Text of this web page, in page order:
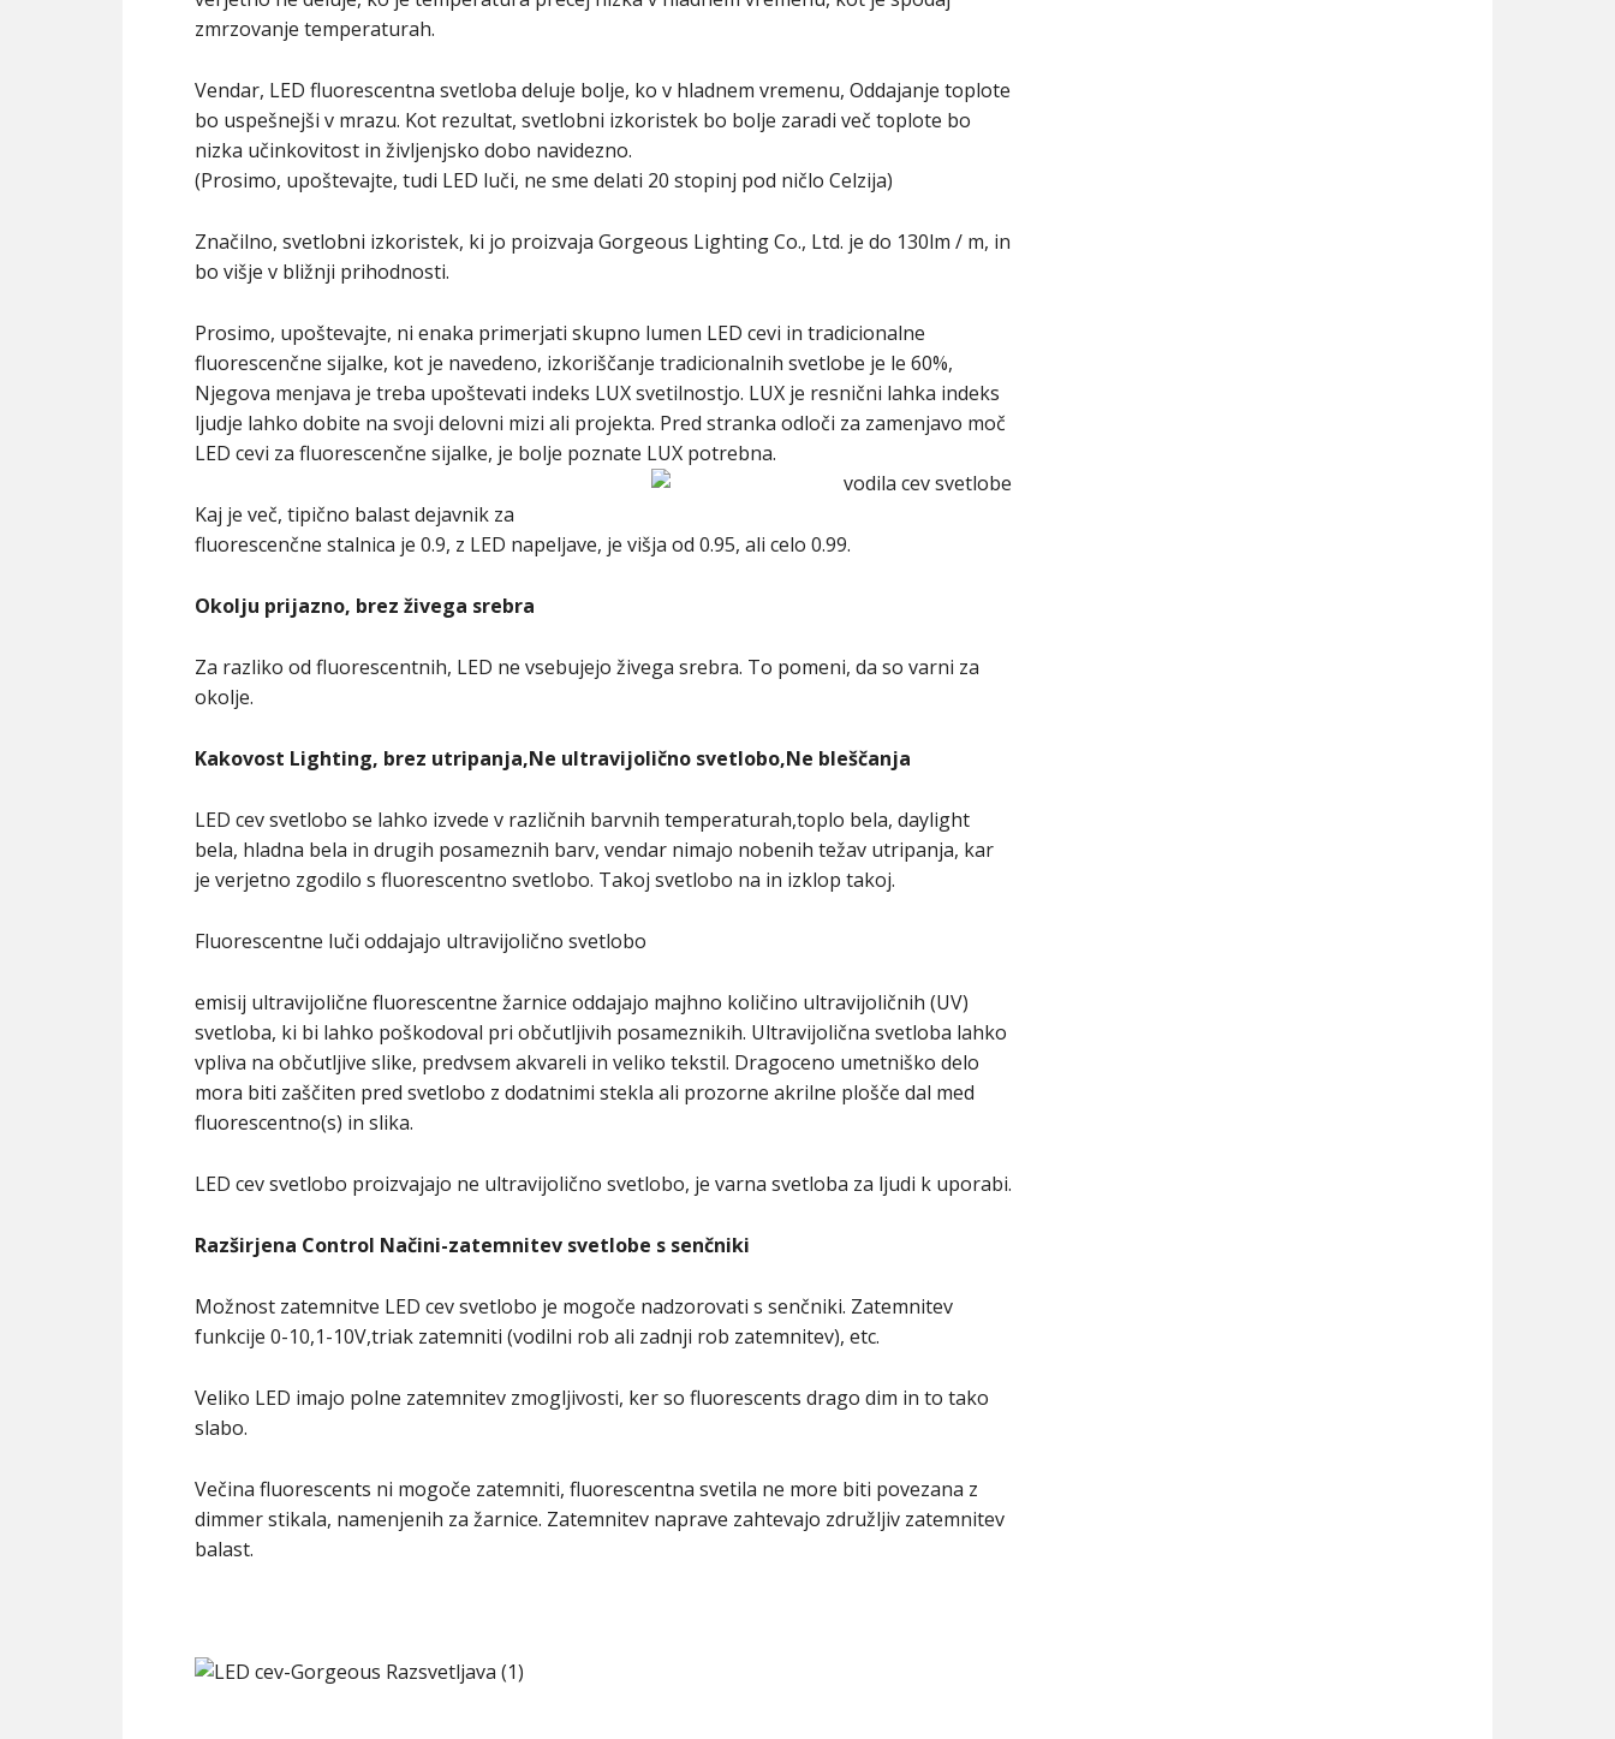
zmrzovanje temperaturah.
Vendar, LED fluorescentna svetloba deluje bolje, ko v hladnem vremenu, Oddajanje toplote
bo uspešnejši v mrazu. Kot rezultat, svetlobni izkoristek bo bolje zaradi več toplote bo
nizka učinkovitost in življenjsko dobo navidezno.
(Prosimo, upoštevajte, tudi LED luči, ne sme delati 20 stopinj pod ničlo Celzija)
Značilno, svetlobni izkoristek, ki jo proizvaja Gorgeous Lighting Co., Ltd. je do 130lm / m, in
bo višje v bližnji prihodnosti.
Prosimo, upoštevajte, ni enaka primerjati skupno lumen LED cevi in ​​tradicionalne
fluorescenčne sijalke, kot je navedeno, izkoriščanje tradicionalnih svetlobe je le 60%,
Njegova menjava je treba upoštevati indeks LUX svetilnostjo. LUX je resnični lahka indeks
ljudje lahko dobite na svoji delovni mizi ali projekta. Pred stranka odloči za zamenjavo moč
LED cevi za fluorescenčne sijalke, je bolje poznate LUX potrebna.
Kaj je več, tipično balast dejavnik za
fluorescenčne stalnica je 0.9, z LED napeljave, je višja od 0.95, ali celo 0.99.
Okolju prijazno, brez živega srebra
Za razliko od fluorescentnih, LED ne vsebujejo živega srebra. To pomeni, da so varni za
okolje.
Kakovost Lighting, brez utripanja,Ne ultravijolično svetlobo,Ne bleščanja
LED cev svetlobo se lahko izvede v različnih barvnih temperaturah,toplo bela, daylight
bela, hladna bela in drugih posameznih barv, vendar nimajo nobenih težav utripanja, kar
je verjetno zgodilo s fluorescentno svetlobo. Takoj svetlobo na in izklop takoj.
Fluorescentne luči oddajajo ultravijolično svetlobo
emisij ultravijolične fluorescentne žarnice oddajajo majhno količino ultravijoličnih (UV)
svetloba, ki bi lahko poškodoval pri občutljivih posameznikih. Ultravijolična svetloba lahko
vpliva na občutljive slike, predvsem akvareli in veliko tekstil. Dragoceno umetniško delo
mora biti zaščiten pred svetlobo z dodatnimi stekla ali prozorne akrilne plošče dal med
fluorescentno(s) in slika.
LED cev svetlobo proizvajajo ne ultravijolično svetlobo, je varna svetloba za ljudi k uporabi.
Razširjena Control Načini-zatemnitev svetlobe s senčniki
Možnost zatemnitve LED cev svetlobo je mogoče nadzorovati s senčniki. Zatemnitev
funkcije 0-10,1-10V,triak zatemniti (vodilni rob ali zadnji rob zatemnitev), etc.
Veliko LED imajo polne zatemnitev zmogljivosti, ker so fluorescents drago dim in to tako
slabo.
Večina fluorescents ni mogoče zatemniti, fluorescentna svetila ne more biti povezana z
dimmer stikala, namenjenih za žarnice. Zatemnitev naprave zahtevajo združljiv zatemnitev
balast.